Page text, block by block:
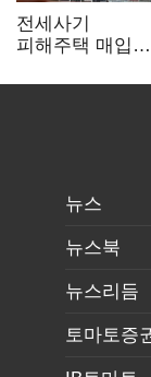
전세사기
피해주택 매입
누적 피해자
뉴스
뉴스북
뉴스리듬
토마토증